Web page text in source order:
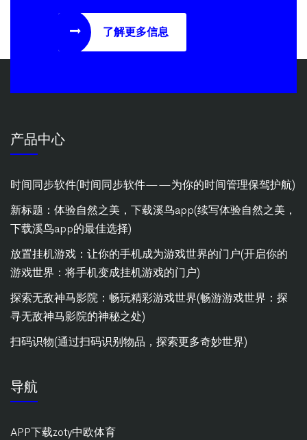
了解更多信息
产品中心
时间同步软件(时间同步软件——为你的时间管理保驾护航)
新标题：体验自然之美，下载溪鸟app(续写体验自然之美，
下载溪鸟app的最佳选择)
放置挂机游戏：让你的手机成为游戏世界的门户(开启你的
游戏世界：将手机变成挂机游戏的门户)
探索无敌神马影院：畅玩精彩游戏世界(畅游游戏世界：探
寻无敌神马影院的神秘之处)
扫码识物(通过扫码识别物品，探索更多奇妙世界)
导航
APP下载zoty中欧体育